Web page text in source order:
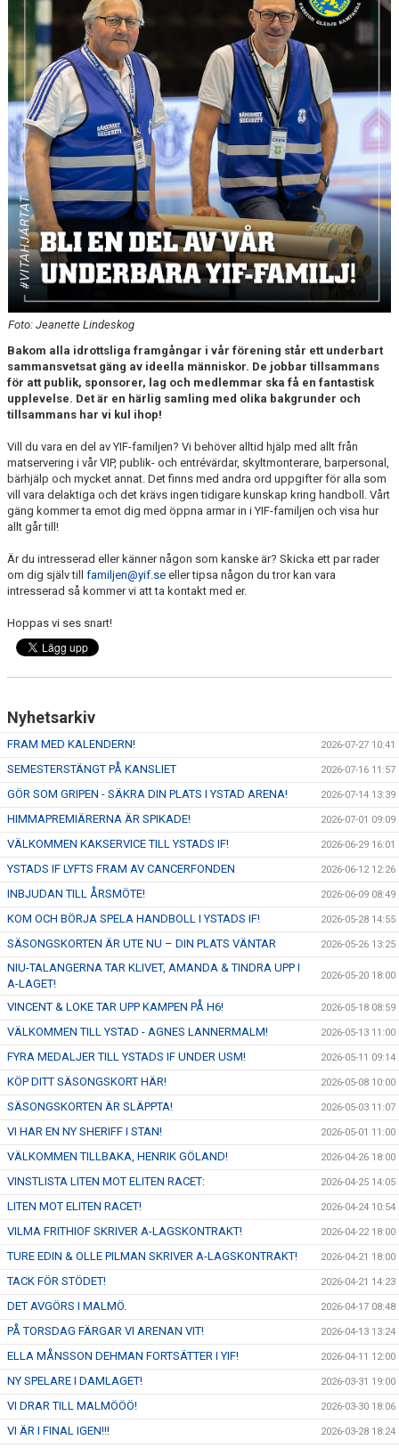
YIF:S NOSTALGOTEK
MEDLEMSKAP
Foto: Jeanette Lindeskog
Bakom alla idrottsliga framgångar i vår förening står ett underbart
sammansvetsat gäng av ideella människor. De jobbar tillsammans
för att publik, sponsorer, lag och medlemmar ska få en fantastisk
upplevelse. Det är en härlig samling med olika bakgrunder och
tillsammans har vi kul ihop!
Vill du vara en del av YIF-familjen? Vi behöver alltid hjälp med allt från
matservering i vår VIP, publik- och entrévärdar, skyltmonterare, barpersonal,
bärhjälp och mycket annat. Det finns med andra ord uppgifter för alla som
vill vara delaktiga och det krävs ingen tidigare kunskap kring handboll. Vårt
gäng kommer ta emot dig med öppna armar in i YIF-familjen och visa hur
allt går till!
Är du intresserad eller känner någon som kanske är? Skicka ett par rader
om dig själv till familjen@yif.se eller tipsa någon du tror kan vara
intresserad så kommer vi att ta kontakt med er.
Hoppas vi ses snart!
Nyhetsarkiv
FRAM MED KALENDERN! 2026-07-27 10:41
SEMESTERSTÄNGT PÅ KANSLIET 2026-07-16 11:57
GÖR SOM GRIPEN - SÄKRA DIN PLATS I YSTAD ARENA! 2026-07-14 13:39
HIMMAPREMIÄRERNA ÄR SPIKADE! 2026-07-01 09:09
VÄLKOMMEN KAKSERVICE TILL YSTADS IF! 2026-06-29 16:01
YSTADS IF LYFTS FRAM AV CANCERFONDEN 2026-06-12 12:26
INBJUDAN TILL ÅRSMÖTE! 2026-06-09 08:49
KOM OCH BÖRJA SPELA HANDBOLL I YSTADS IF! 2026-05-28 14:55
SÄSONGSKORTEN ÄR UTE NU – DIN PLATS VÄNTAR 2026-05-26 13:25
NIU-TALANGERNA TAR KLIVET, AMANDA & TINDRA UPP I
A-LAGET!
2026-05-20 18:00
VINCENT & LOKE TAR UPP KAMPEN PÅ H6! 2026-05-18 08:59
VÄLKOMMEN TILL YSTAD - AGNES LANNERMALM! 2026-05-13 11:00
FYRA MEDALJER TILL YSTADS IF UNDER USM! 2026-05-11 09:14
KÖP DITT SÄSONGSKORT HÄR! 2026-05-08 10:00
SÄSONGSKORTEN ÄR SLÄPPTA! 2026-05-03 11:07
VI HAR EN NY SHERIFF I STAN! 2026-05-01 11:00
VÄLKOMMEN TILLBAKA, HENRIK GÖLAND! 2026-04-26 18:00
VINSTLISTA LITEN MOT ELITEN RACET: 2026-04-25 14:05
LITEN MOT ELITEN RACET! 2026-04-24 10:54
VILMA FRITHIOF SKRIVER A-LAGSKONTRAKT! 2026-04-22 18:00
TURE EDIN & OLLE PILMAN SKRIVER A-LAGSKONTRAKT! 2026-04-21 18:00
TACK FÖR STÖDET! 2026-04-21 14:23
DET AVGÖRS I MALMÖ. 2026-04-17 08:48
PÅ TORSDAG FÄRGAR VI ARENAN VIT! 2026-04-13 13:24
ELLA MÅNSSON DEHMAN FORTSÄTTER I YIF! 2026-04-11 12:00
NY SPELARE I DAMLAGET! 2026-03-31 19:00
VI DRAR TILL MALMÖÖÖ! 2026-03-30 18:06
VI ÄR I FINAL IGEN!!! 2026-03-28 18:24